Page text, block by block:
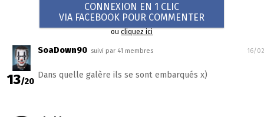
CONNEXION EN 1 CLIC
VIA FACEBOOK POUR COMMENTER
oucliquez ici
13/20
SoaDown90 suivi par 41 membres 16/
Dans quelle galère ils se sont embarqués x)